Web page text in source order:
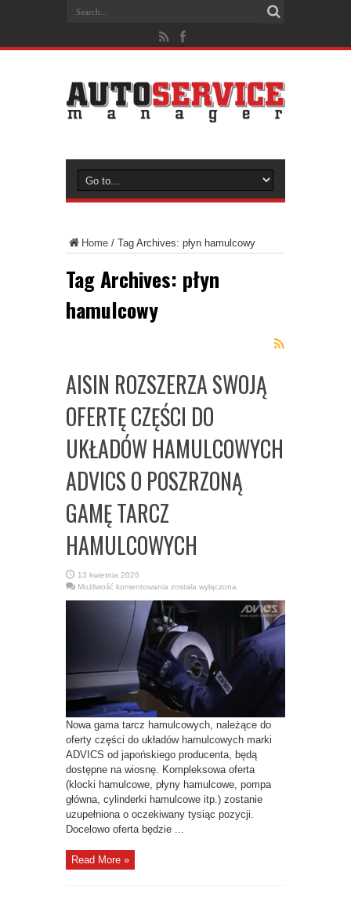
Home / Tag Archives: płyn hamulcowy
Tag Archives: płyn
hamulcowy
AISIN ROZSZERZA SWOJĄ
OFERTĘ CZĘŚCI DO
UKŁADÓW HAMULCOWYCH
ADVICS O POSZRZONĄ
GAMĘ TARCZ
HAMULCOWYCH
13 kwietnia 2026
Możliwość komentowania AISIN
SWOJĄ
OFERTĘ
CZĘŚCI
DO
UKŁADÓW
HAMULCOWYCH
ADVICS
O
POSZRZONĄ
GAMĘ
TARCZ
HAMULCOWYCH
została wyłączona
Nowa gama tarcz hamulcowych, należące do
oferty części do układów hamulcowych marki
ADVICS od japońskiego producenta, będą
dostępne na wiosnę. Kompleksowa oferta
(klocki hamulcowe, płyny hamulcowe, pompa
główna, cylinderki hamulcowe itp.) zostanie
uzupełniona o oczekiwany tysiąc pozycji.
Docelowo oferta będzie ...
Read More »